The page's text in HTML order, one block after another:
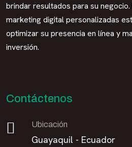
brindar resultados para su
marketing digital personalizadas
optimizar su presencia en línea y
inversión.
Contáctenos
Ubicación
Guayaquil - Ecuador